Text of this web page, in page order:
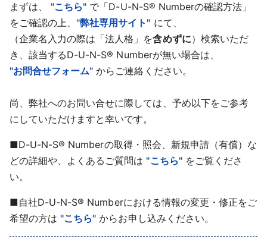
まずは、 "こちら" で「D-U-N-S® Numberの確認方法」
をご確認の上、 "弊社専用サイト" にて、
（企業名入力の際は「法人格」を含めずに）検索いただ
き、該当するD-U-N-S® Numberが無い場合は、
"お問合せフォーム" からご連絡ください。
尚、弊社へのお問い合せに際しては、予め以下をご参考
にしていただけますと幸いです。
■D-U-N-S® Numberの取得・照会、新規申請（有償）な
どの詳細や、よくあるご質問は "こちら"をご覧くださ
い。
■自社D-U-N-S® Numberにおける情報の変更・修正をご
希望の方は "こちら" からお申し込みください。